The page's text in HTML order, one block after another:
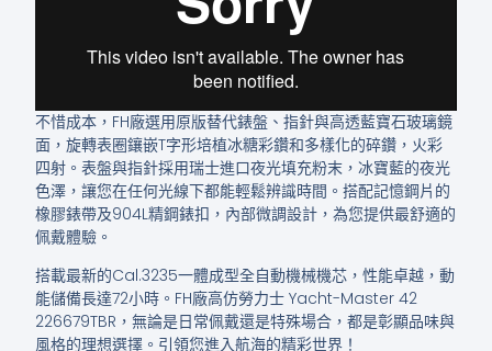
不惜成本，FH廠選用原版替代錶盤、指針與高透藍寶石玻璃鏡
面，旋轉表圈鑲嵌T字形培植冰糖彩鑽和多樣化的碎鑽，火彩
四射。表盤與指針採用瑞士進口夜光填充粉末，冰寶藍的夜光
色澤，讓您在任何光線下都能輕鬆辨識時間。搭配記憶鋼片的
橡膠錶帶及904L精鋼錶扣，內部微調設計，為您提供最舒適的
佩戴體驗。
搭載最新的Cal.3235一體成型全自動機械機芯，性能卓越，動
能儲備長達72小時。FH廠高仿勞力士 Yacht-Master 42
226679TBR，無論是日常佩戴還是特殊場合，都是彰顯品味與
風格的理想選擇。引領您進入航海的精彩世界！